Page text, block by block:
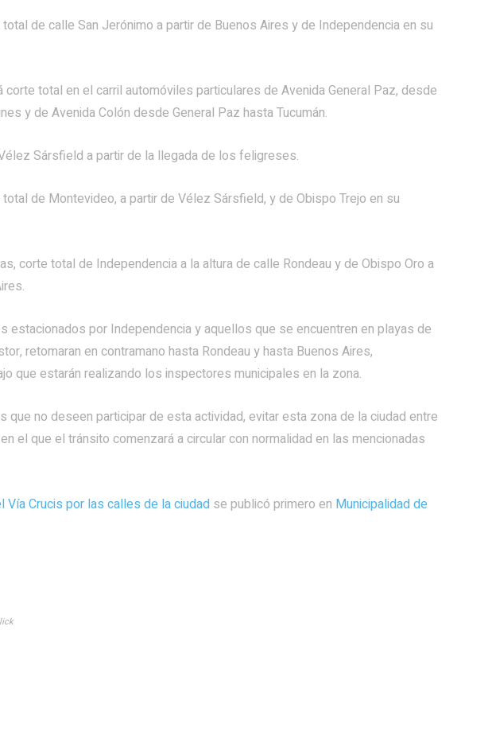
de calle San Jerónimo a partir de Buenos Aires y de Independencia en su
total en el carril automóviles particulares de Avenida General Paz, desde
y de Avenida Colón desde General Paz hasta Tucumán.
Sársfield a partir de la llegada de los feligreses.
de Montevideo, a partir de Vélez Sársfield, y de Obispo Trejo en su
corte total de Independencia a la altura de calle Rondeau y de Obispo Oro a
estacionados por Independencia y aquellos que se encuentren en playas de
retomaran en contramano hasta Rondeau y hasta Buenos Aires,
que estarán realizando los inspectores municipales en la zona.
que no deseen participar de esta actividad, evitar esta zona de la ciudad entre
el que el tránsito comenzará a circular con normalidad en las mencionadas
Vía Crucis por las calles de la ciudad se publicó primero en Municipalidad de